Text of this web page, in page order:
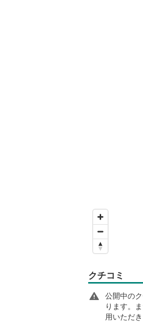
クチコミ
公開中の
ります。
用いただ